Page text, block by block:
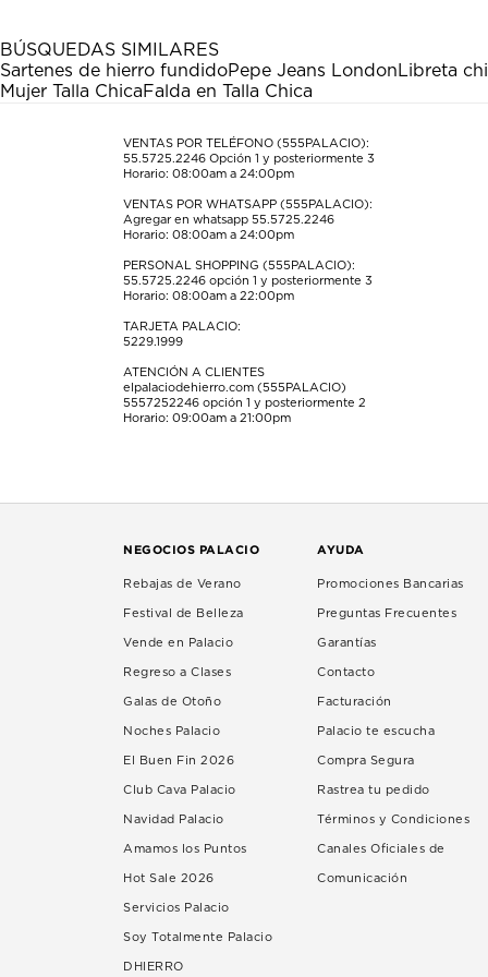
estrella
Esta
acción
abrirá
formulario
estrellas.
Esta
acción
abrirá
formulario
de
estrellas.
Esta
acción
abrirá
formulario
de
estrellas.
Esta
acción
abrirá
formulario
de
Esta
acción
abrirá
formulario
de
envío.
BÚSQUEDAS SIMILARES
Sartenes de hierro fundidoPepe Jeans LondonLibreta
Mujer Talla ChicaFalda en Talla Chica
VENTAS POR TELÉFONO (555PALACIO):
55.5725.2246 Opción 1 y posteriormente 3
Horario: 08:00am a 24:00pm
VENTAS POR WHATSAPP (555PALACIO):
Agregar en whatsapp 55.5725.2246
Horario: 08:00am a 24:00pm
PERSONAL SHOPPING (555PALACIO):
55.5725.2246 opción 1 y posteriormente 3
Horario: 08:00am a 22:00pm
TARJETA PALACIO:
5229.1999
ATENCIÓN A CLIENTES
elpalaciodehierro.com (555PALACIO)
5557252246 opción 1 y posteriormente 2
Horario: 09:00am a 21:00pm
NEGOCIOS PALACIO
Rebajas de Verano
Festival de Belleza
Vende en Palacio
Regreso a Clases
Galas de Otoño
Noches Palacio
El Buen Fin 2026
Club Cava Palacio
Navidad Palacio
Amamos los Puntos
Hot Sale 2026
Servicios Palacio
Soy Totalmente Palacio
DHIERRO
AYUDA
Promociones Bancarias
Preguntas Frecuentes
Garantías
Contacto
Facturación
Palacio te escucha
Compra Segura
Rastrea tu pedido
Términos y Condiciones
Canales Oficiales de
Comunicación